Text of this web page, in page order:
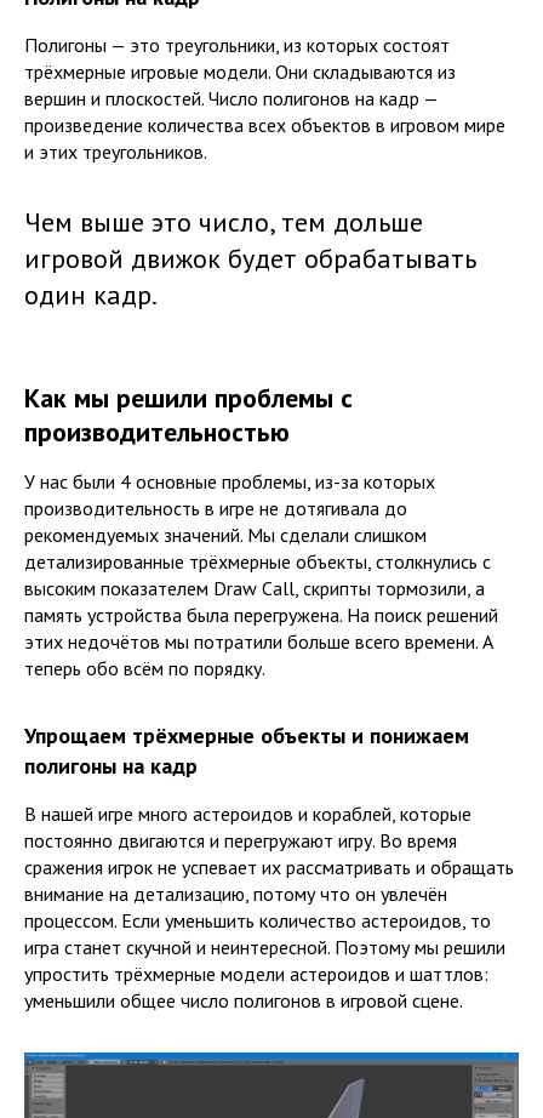
Полигоны — это треугольники, из которых состоят
трёхмерные игровые модели. Они складываются из
вершин и плоскостей. Число полигонов на кадр —
произведение количества всех объектов в игровом мире
и этих треугольников.
Чем выше это число, тем дольше
игровой движок будет обрабатывать
один кадр.
Как мы решили проблемы с
производительностью
У нас были 4 основные проблемы, из-за которых
производительность в игре не дотягивала до
рекомендуемых значений. Мы сделали слишком
детализированные трёхмерные объекты, столкнулись с
высоким показателем Draw Call, скрипты тормозили, а
память устройства была перегружена. На поиск решений
этих недочётов мы потратили больше всего времени. А
теперь обо всём по порядку.
Упрощаем трёхмерные объекты и понижаем
полигоны на кадр
В нашей игре много астероидов и кораблей, которые
постоянно двигаются и перегружают игру. Во время
сражения игрок не успевает их рассматривать и обращать
внимание на детализацию, потому что он увлечён
процессом. Если уменьшить количество астероидов, то
игра станет скучной и неинтересной. Поэтому мы решили
упростить трёхмерные модели астероидов и шаттлов:
уменьшили общее число полигонов в игровой сцене.